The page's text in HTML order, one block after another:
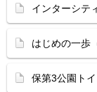
インターシテ
はじめの一歩
保第3公園ト